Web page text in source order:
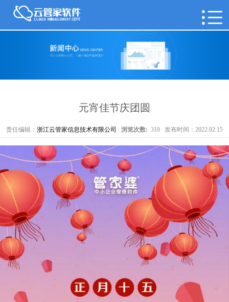
元宵佳节庆团圆
责任编辑： 浙江云管家信息技术有限公司 浏览次数: 310 发布时间：2022.02.15